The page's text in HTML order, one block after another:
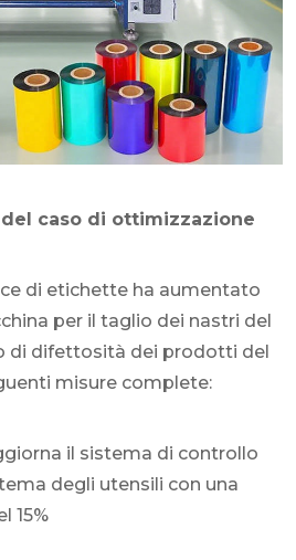
caso di ottimizzazione
di etichette ha aumentato
per il taglio dei nastri del
di difettosità dei prodotti del
misure complete:
il sistema di controllo
degli utensili con una
15%